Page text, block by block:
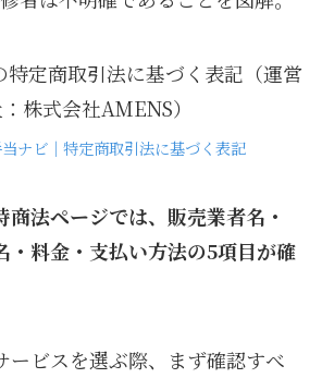
ナビ｜特定商取引法に基づく表記
商法ページでは、販売業者名・
・料金・支払い方法の5項目が確
ービスを選ぶ際、まず確認すべ